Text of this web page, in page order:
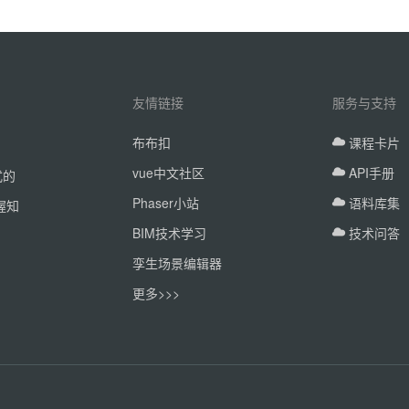
知
友情链接
布布扣
vue中文社区
Phaser小站
BIM技术学习
孪生场景编辑器
更多>>>
服务与支持
课程卡片
API手册
语料库集
技术问答